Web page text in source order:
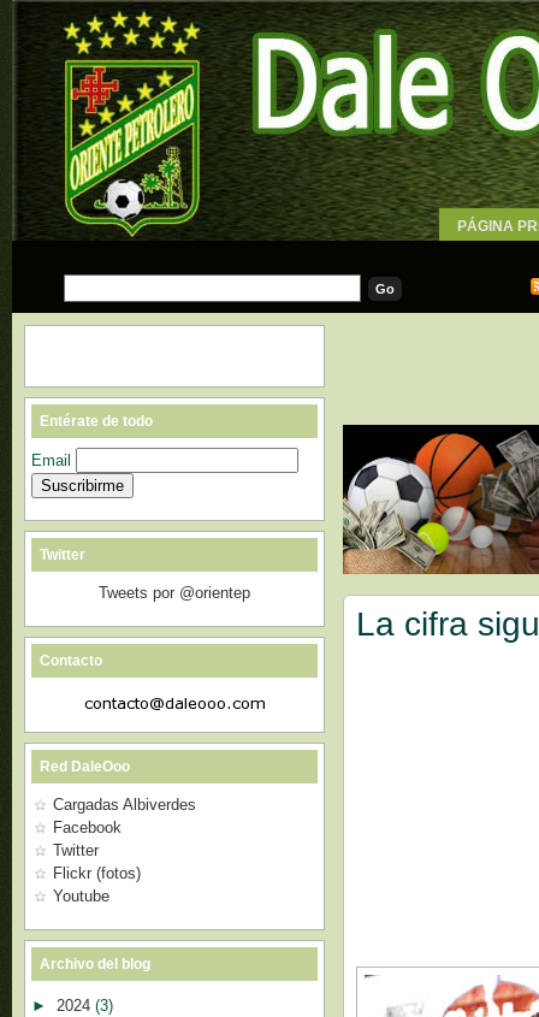
PÁGINA
La cifra
Entérate de todo
Email
Twitter
Tweets por @orientep
Contacto
Red DaleOoo
Cargadas Albiverdes
Facebook
Twitter
Flickr (fotos)
Youtube
Archivo del blog
► 2024 (3)